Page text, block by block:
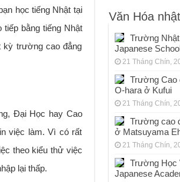
học tiếng Nhật tại
bằng tiếng Nhật
kỳ trường cao đẳng
Đại Học hay Cao
việc làm. Vì có rất
theo kiểu thử việc
lại thấp.
Văn Hóa
Trường
Japanese
21 Tháng Chín,
Trường Cao
O-hara ở Kufui
21 Tháng Chín,
Trường cao
ở Matsuyama
21 Tháng Chín,
Trường Học
Japanese